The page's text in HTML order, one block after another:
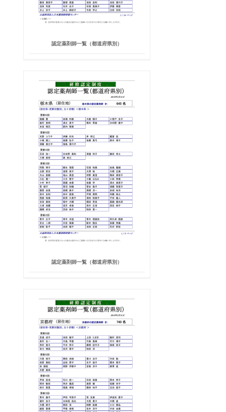
認定薬剤師一覧（都道府県別）
認定薬剤師一覧（都道府県別）